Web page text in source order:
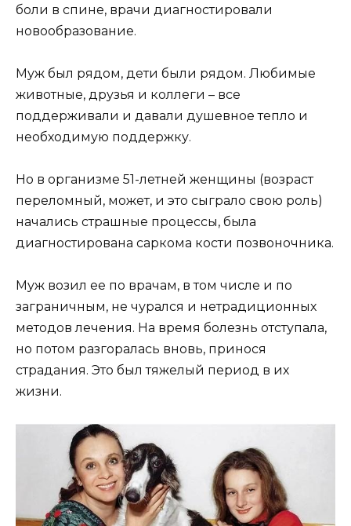
боли в спине, врачи диагностировали
новообразование.
Муж был рядом, дети были рядом. Любимые
животные, друзья и коллеги – все
поддерживали и давали душевное тепло и
необходимую поддержку.
Но в организме 51-летней женщины (возраст
переломный, может, и это сыграло свою роль)
начались страшные процессы, была
диагностирована саркома кости позвоночника.
Муж возил ее по врачам, в том числе и по
заграничным, не чурался и нетрадиционных
методов лечения. На время болезнь отступала,
но потом разгоралась вновь, принося
страдания. Это был тяжелый период в их
жизни.